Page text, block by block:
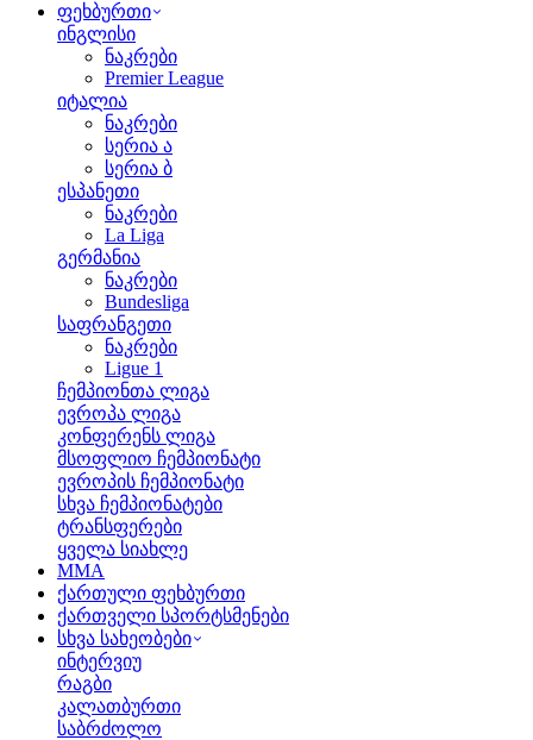
ფეხბურთი
ინგლისი
ნაკრები
Premier League
იტალია
ნაკრები
სერია ა
სერია ბ
ესპანეთი
ნაკრები
La Liga
გერმანია
ნაკრები
Bundesliga
საფრანგეთი
ნაკრები
Ligue 1
ჩემპიონთა ლიგა
ევროპა ლიგა
კონფერენს ლიგა
მსოფლიო ჩემპიონატი
ევროპის ჩემპიონატი
სხვა ჩემპიონატები
ტრანსფერები
ყველა სიახლე
MMA
ქართული ფეხბურთი
ქართველი სპორტსმენები
სხვა სახეობები
ინტერვიუ
რაგბი
კალათბურთი
საბრძოლო